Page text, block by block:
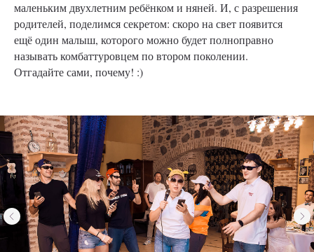
маленьким двухлетним ребёнком и няней. И, с разрешения
родителей, поделимся секретом: скоро на свет появится
ещё один малыш, которого можно будет полноправно
называть комбаттуровцем по втором поколении.
Отгадайте сами, почему! :)